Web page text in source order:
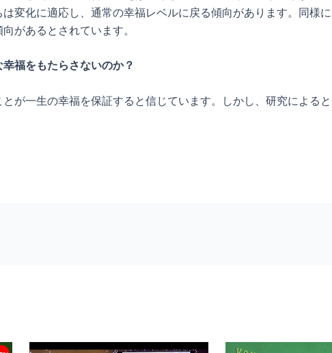
変化に適応し、通常の幸福レベルに戻る傾向があります。同様
があるとされています。
福をもたらさないのか？
が一生の幸福を保証すると信じています。しかし、研究による